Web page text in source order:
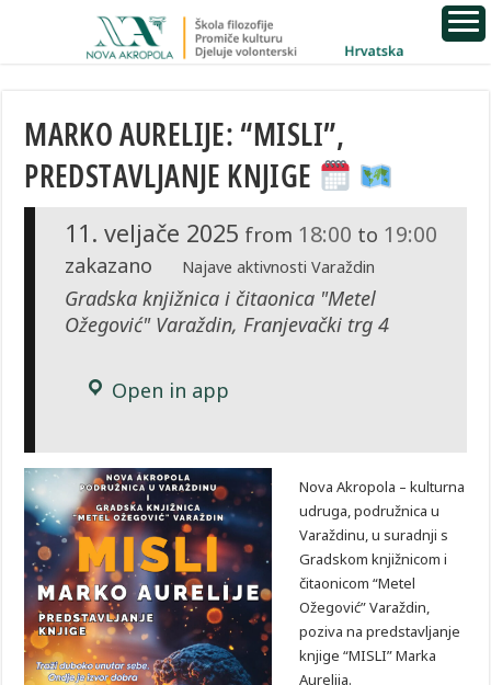
MARKO AURELIJE: “MISLI”,
PREDSTAVLJANJE KNJIGE
11. veljače 2025 from 18:00 to 19:00
zakazano Najave aktivnosti Varaždin
Gradska knjižnica i čitaonica "Metel
Ožegović" Varaždin, Franjevački trg 4
Open in app
Nova Akropola – kulturna
udruga, podružnica u
Varaždinu, u suradnji s
Gradskom knjižnicom i
čitaonicom “Metel
Ožegović” Varaždin,
poziva na predstavljanje
knjige “MISLI” Marka
Aurelija.